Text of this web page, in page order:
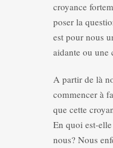
croyance
poser la
est pour nous
aidante ou une
A partir de là
commencer à
que cette
En quoi est-
nous? Nous